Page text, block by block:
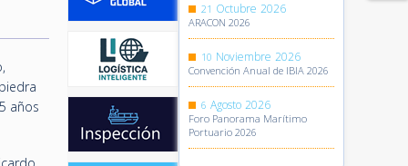
años
21 Octubre 2026
ARACON 2026
10 Noviembre 2026
Convención Anual de IBIA 2026
6 Agosto 2026
Foro Panorama Marítimo
Portuario 2026